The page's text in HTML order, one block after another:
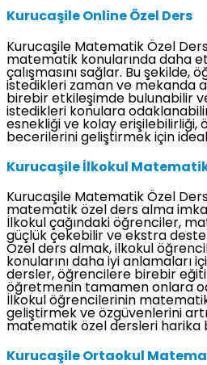
Kurucaşile Online Özel Ders
Kurucaşile Matematik Özel
matematik konularında daha
çalışmasını sağlar. Bu şekilde,
istedikleri zaman ve mekanda
birebir etkileşimde bulunabilir
istedikleri konulara
esnekliği ve kolay
becerilerini geliştirmek için
Kurucaşile İlkokul Matematik
Kurucaşile Matematik Özel
matematik özel ders alma
İlkokul çağındaki öğrenciler,
güçlük çekebilir ve ekstra
Özel ders almak, ilkokul
konularını daha iyi anlamaları
dersler, öğrencilere birebir
öğretmenin tamamen onlara
İlkokul öğrencilerinin
geliştirmek ve özgüvenlerini
matematik özel dersleri harika
Kurucaşile Ortaokul